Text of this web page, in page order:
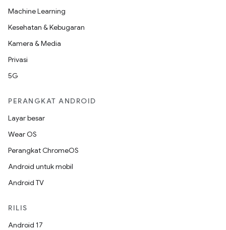
Machine Learning
Kesehatan & Kebugaran
Kamera & Media
Privasi
5G
PERANGKAT ANDROID
Layar besar
Wear OS
Perangkat ChromeOS
Android untuk mobil
Android TV
RILIS
Android 17